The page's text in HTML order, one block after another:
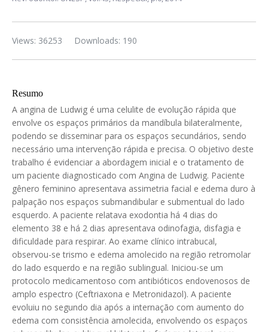
Downloads: 190
Views: 36253
Resumo
A angina de Ludwig é uma celulite de evolução rápida que
envolve os espaços primários da mandíbula bilateralmente,
podendo se disseminar para os espaços secundários, sendo
necessário uma intervenção rápida e precisa. O objetivo deste
trabalho é evidenciar a abordagem inicial e o tratamento de
um paciente diagnosticado com Angina de Ludwig. Paciente
gênero feminino apresentava assimetria facial e edema duro à
palpação nos espaços submandibular e submentual do lado
esquerdo. A paciente relatava exodontia há 4 dias do
elemento 38 e há 2 dias apresentava odinofagia, disfagia e
dificuldade para respirar. Ao exame clínico intrabucal,
observou-se trismo e edema amolecido na região retromolar
do lado esquerdo e na região sublingual. Iniciou-se um
protocolo medicamentoso com antibióticos endovenosos de
amplo espectro (Ceftriaxona e Metronidazol). A paciente
evoluiu no segundo dia após a internação com aumento do
edema com consistência amolecida, envolvendo os espaços